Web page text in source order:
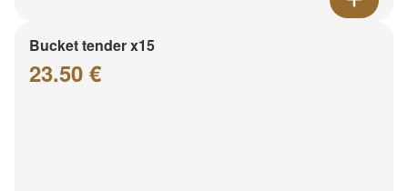
Bucket tender x15
23.50 €